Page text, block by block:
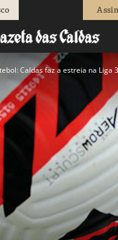
Caldas faz a estreia na Liga